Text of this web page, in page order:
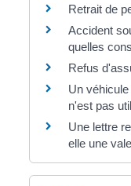
Retrait de
Accident
quelles
Refus
Un
n'est pas
Une lettre
elle une